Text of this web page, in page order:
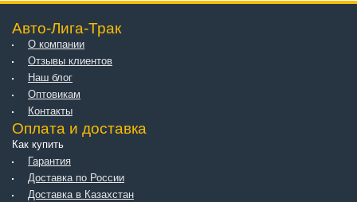
Авто-Лига-Трак
О компании
Отзывы клиентов
Наш блог
Оптовикам
Контакты
Оплата и доставка
Как купить
Гарантия
Доставка по России
Доставка в Казахстан